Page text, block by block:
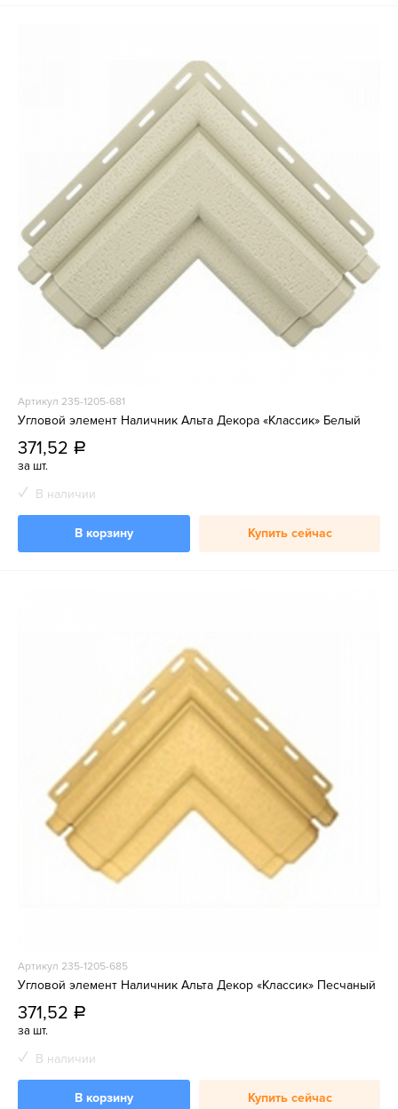
Артикул 235-1205-681
Угловой элемент Наличник Альта Декора «Классик» Белый
371,52 a
за шт.
В наличии
В корзину Купить сейчас
Артикул 235-1205-685
Угловой элемент Наличник Альта Декор «Классик» Песчаный
371,52 a
за шт.
В наличии
В корзину Купить сейчас